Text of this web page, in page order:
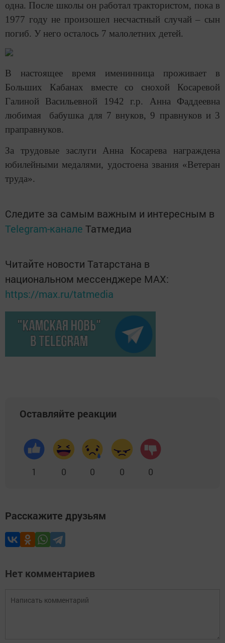
одна. После школы он работал трактористом, пока в
1977 году не произошел несчастный случай – сын
погиб. У него осталось 7 малолетних детей.
В настоящее время именинница проживает в
Больших Кабанах вместе со снохой Косаревой
Галиной Васильевной 1942 г.р. Анна Фаддеевна
любимая бабушка для 7 внуков, 9 правнуков и 3
праправнуков.
За трудовые заслуги Анна Косарева награждена
юбилейными медалями, удостоена звания «Ветеран
труда».
Следите за самым важным и интересным в
Telegram-канале Татмедиа
Читайте новости Татарстана в
национальном мессенджере MАХ:
https://max.ru/tatmedia
Оставляйте реакции
1 0 0 0 0
Расскажите друзьям
Нет комментариев